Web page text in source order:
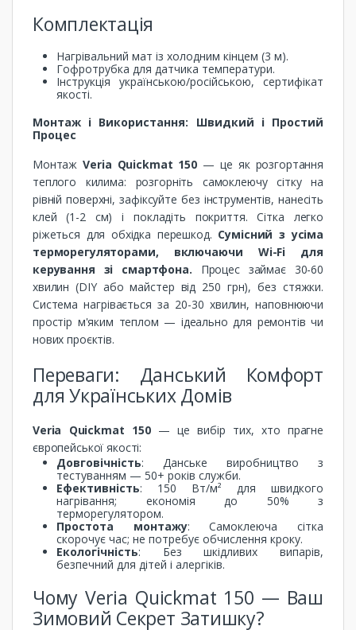
Комплектація
Нагрівальний мат із холодним кінцем (3 м).
Гофротрубка для датчика температури.
Інструкція українською/російською, сертифікат
якості.
Монтаж і Використання: Швидкий і Простий
Процес
МонтажVeria Quickmat 150 — це як розгортання
теплого килима: розгорніть самоклеючу сітку на
рівній поверхні, зафіксуйте без інструментів, нанесіть
клей (1-2 см) і покладіть покриття. Сітка легко
ріжеться для обхідка перешкод. Сумісний з усіма
терморегуляторами, включаючи Wi-Fi для
керування зі смартфона. Процес займає 30-60
хвилин (DIY або майстер від 250 грн), без стяжки.
Система нагрівається за 20-30 хвилин, наповнюючи
простір м'яким теплом — ідеально для ремонтів чи
нових проєктів.
Переваги: Данський Комфорт
для Українських Домів
Veria Quickmat 150— це вибір тих, хто прагне
європейської якості:
Довговічність: Данське виробництво з
тестуванням — 50+ років служби.
Ефективність: 150 Вт/м² для швидкого
нагрівання; економія до 50% з
терморегулятором.
Простота монтажу: Самоклеюча сітка
скорочує час; не потребує обчислення кроку.
Екологічність: Без шкідливих випарів,
безпечний для дітей і алергіків.
Чому Veria Quickmat 150 — Ваш
Зимовий Секрет Затишку?